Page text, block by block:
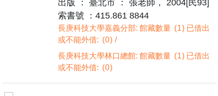
出版 ： 臺北市 ： 張老師， 2004[民93]
索書號 ：415.861 8844
長庚科技大學嘉義分部: 館藏數量 1 已借出
或不能外借:
0
長庚科技大學林口總館: 館藏數量
1 已借出
或不能外借:
0